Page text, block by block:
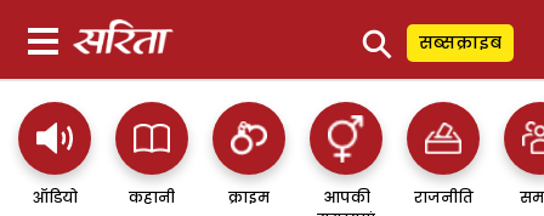
⚲ सब्सक्राइब
ऑडियो कहानी क्राइम
आपकी
राजनीति